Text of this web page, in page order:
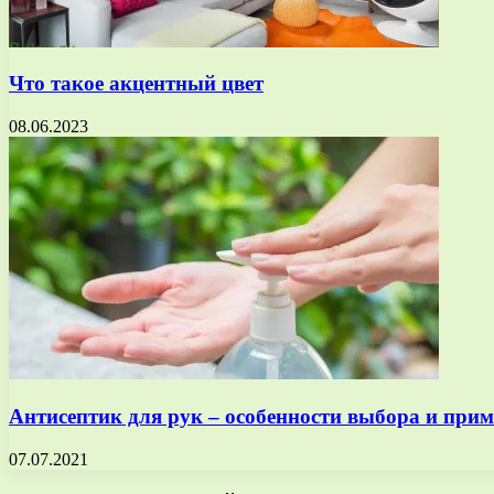
Что такое акцентный цвет
08.06.2023
Антисептик для рук – особенности выбора и
07.07.2021